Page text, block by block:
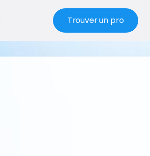
Trouver un pro